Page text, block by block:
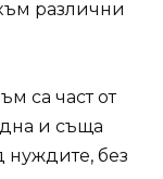
различни
са част от
и съща
нуждите, без